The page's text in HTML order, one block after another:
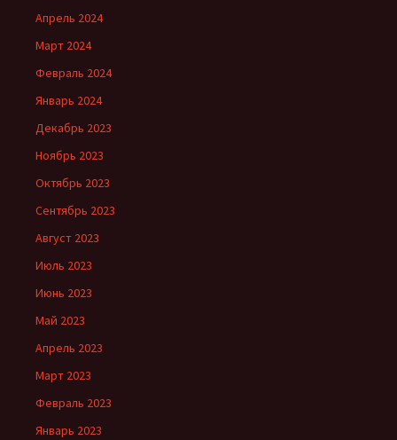
Апрель 2024
Март 2024
Февраль 2024
Январь 2024
Декабрь 2023
Ноябрь 2023
Октябрь 2023
Сентябрь 2023
Август 2023
Июль 2023
Июнь 2023
Май 2023
Апрель 2023
Март 2023
Февраль 2023
Январь 2023